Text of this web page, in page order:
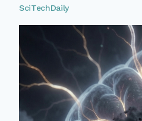
SciTechDaily